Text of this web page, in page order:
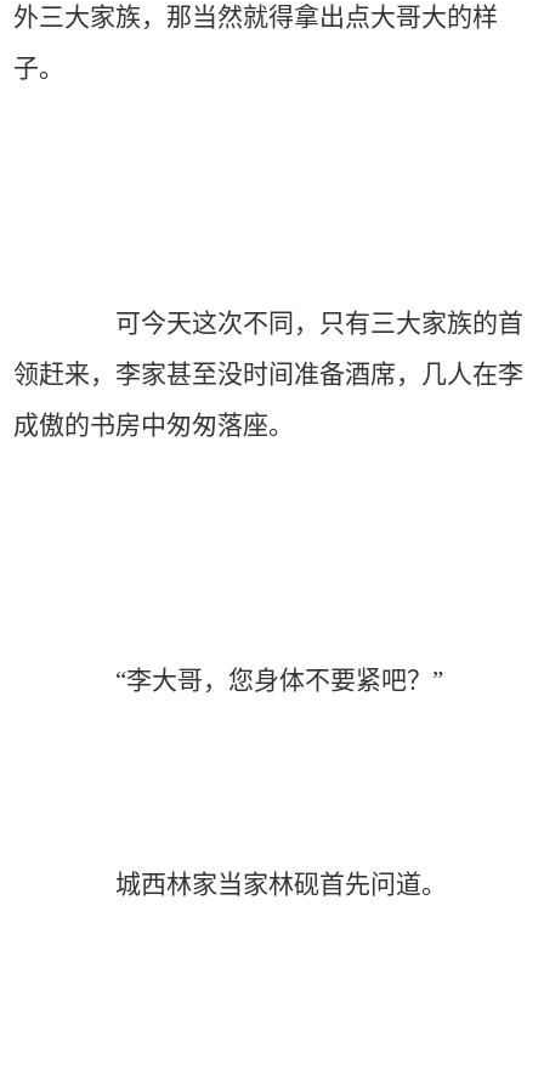
外三大家族，那当然就得拿出点大哥大的样
子。
可今天这次不同，只有三大家族的首
领赶来，李家甚至没时间准备酒席，几人在李
成傲的书房中匆匆落座。
“李大哥，您身体不要紧吧？”
城西林家当家林砚首先问道。